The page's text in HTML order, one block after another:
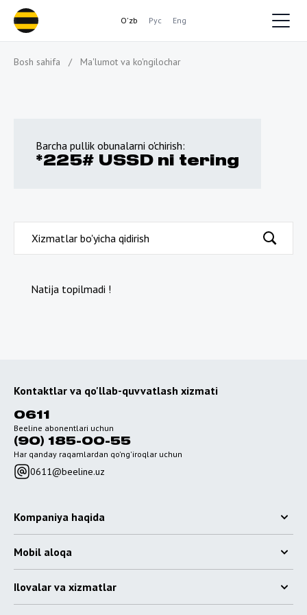
O'zb Рус Eng
Bosh sahifa / Ma'lumot va ko'ngilochar
Barcha pullik obunalarni o'chirish:
*225# USSD ni tering
Natija topilmadi !
Kontaktlar va qo'llab-quvvatlash xizmati
0611
Beeline abonentlari uchun
(90) 185-00-55
Har qanday raqamlardan qo'ng'iroqlar uchun
0611@beeline.uz
Kompaniya haqida
Mobil aloqa
Ilovalar va xizmatlar